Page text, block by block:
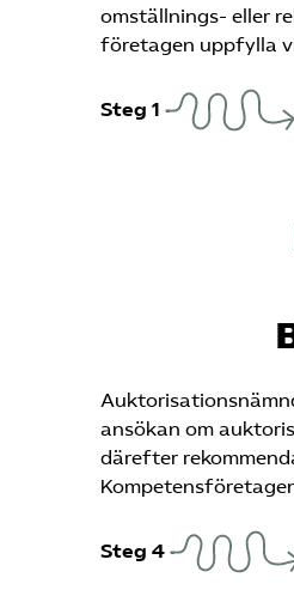
omställnings- eller
företagen uppfylla
Steg 1
ansökan om
därefter
Steg 4